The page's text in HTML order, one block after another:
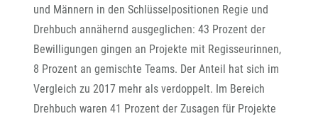
und Männern in den Schlüsselpositionen Regie und
Drehbuch annähernd ausgeglichen: 43 Prozent der
Bewilligungen gingen an Projekte mit Regisseurinnen,
8 Prozent an gemischte Teams. Der Anteil hat sich im
Vergleich zu 2017 mehr als verdoppelt. Im Bereich
Drehbuch waren 41 Prozent der Zusagen für Projekte